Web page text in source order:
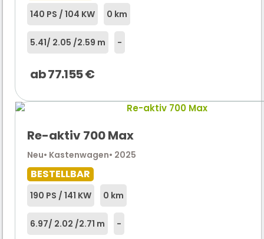
140 PS / 104 KW 0 km
5.41/ 2.05 /2.59 m -
ab77.155€
Re-aktiv 700 Max
Neu• Kastenwagen• 2025
BESTELLBAR
190 PS / 141 KW 0 km
6.97/ 2.02 /2.71 m -